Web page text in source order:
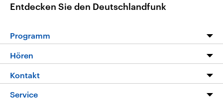
Entdecken Sie den Deutschlandfunk
Programm
Die Nachrichten
Hören
Livestream
Kontakt
Hörerservice
Service